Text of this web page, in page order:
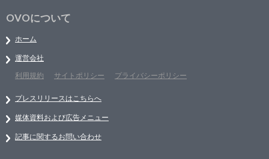
OVOについて
ホーム
運営会社
利用規約
サイトポリシー プライバシーポリシー
プレスリリースはこちらへ
媒体資料および広告メニュー
記事に関するお問い合わせ